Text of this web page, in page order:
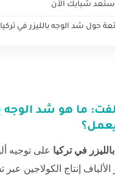
شبابك الآن
حول شد الوجه بالليزر في تركيا
ما هو شد الوجه
في تركيا على توجيه
إنتاج الكولاجين